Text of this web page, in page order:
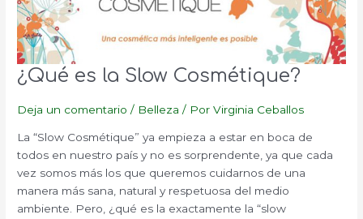
¿Qué es la Slow Cosmétique?
Deja un comentario / Belleza / PorVirginia Ceballos
La “Slow Cosmétique” ya empieza a estar en boca de
todos en nuestro país y no es sorprendente, ya que cada
vez somos más los que queremos cuidarnos de una
manera más sana, natural y respetuosa del medio
ambiente. Pero, ¿qué es la exactamente la “slow